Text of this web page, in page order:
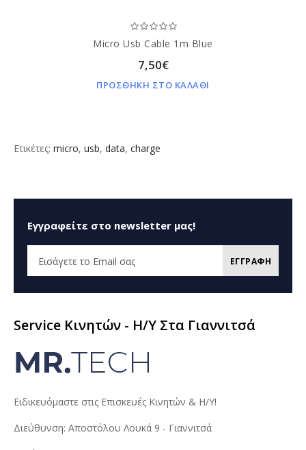
Micro Usb Cable 1m Blue
7,50€
ΠΡΟΣΘΗΚΗ ΣΤΟ ΚΑΛΑΘΙ
Ετικέτες: micro, usb, data, charge
Εγγραφείτε στο newsletter μας!
ΕΓΓΡΑΦΗ
Service Κινητών - H/Y Στα Γιαννιτσά
Ειδικευόμαστε στις Επισκευές Κινητών & Η/Υ!
Διεύθυνση: Αποστόλου Λουκά 9 - Γιαννιτσά